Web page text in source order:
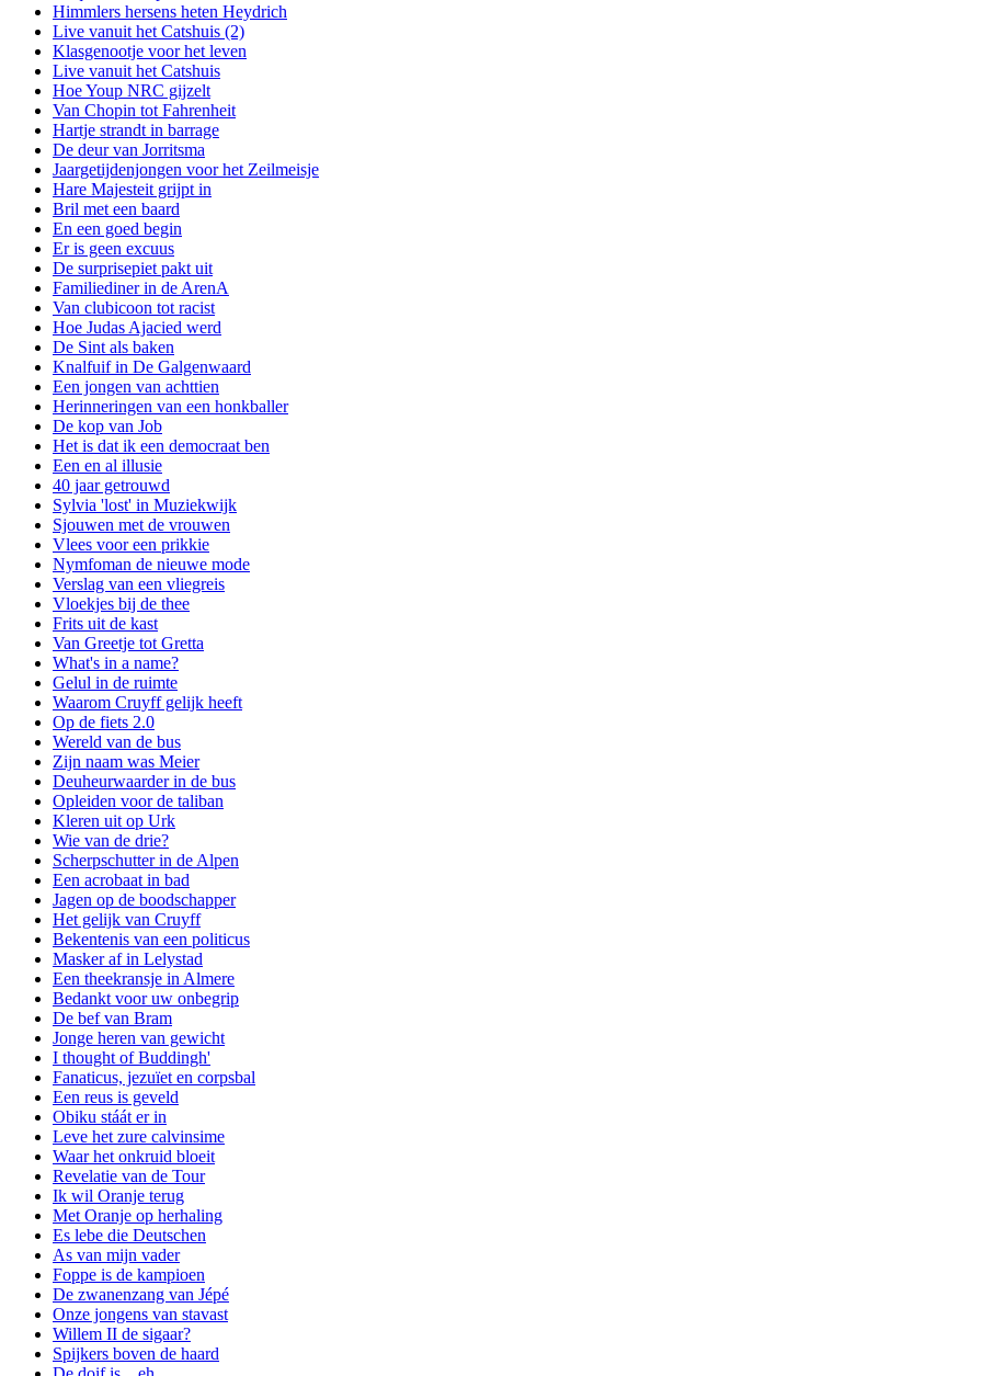
Himmlers hersens heten Heydrich
Live vanuit het Catshuis (2)
Klasgenootje voor het leven
Live vanuit het Catshuis
Hoe Youp NRC gijzelt
Van Chopin tot Fahrenheit
Hartje strandt in barrage
De deur van Jorritsma
Jaargetijdenjongen voor het Zeilmeisje
Hare Majesteit grijpt in
Bril met een baard
En een goed begin
Er is geen excuus
De surprisepiet pakt uit
Familiediner in de ArenA
Van clubicoon tot racist
Hoe Judas Ajacied werd
De Sint als baken
Knalfuif in De Galgenwaard
Een jongen van achttien
Herinneringen van een honkballer
De kop van Job
Het is dat ik een democraat ben
Een en al illusie
40 jaar getrouwd
Sylvia 'lost' in Muziekwijk
Sjouwen met de vrouwen
Vlees voor een prikkie
Nymfoman de nieuwe mode
Verslag van een vliegreis
Vloekjes bij de thee
Frits uit de kast
Van Greetje tot Gretta
What's in a name?
Gelul in de ruimte
Waarom Cruyff gelijk heeft
Op de fiets 2.0
Wereld van de bus
Zijn naam was Meier
Deuheurwaarder in de bus
Opleiden voor de taliban
Kleren uit op Urk
Wie van de drie?
Scherpschutter in de Alpen
Een acrobaat in bad
Jagen op de boodschapper
Het gelijk van Cruyff
Bekentenis van een politicus
Masker af in Lelystad
Een theekransje in Almere
Bedankt voor uw onbegrip
De bef van Bram
Jonge heren van gewicht
I thought of Buddingh'
Fanaticus, jezuïet en corpsbal
Een reus is geveld
Obiku stáát er in
Leve het zure calvinsime
Waar het onkruid bloeit
Revelatie van de Tour
Ik wil Oranje terug
Met Oranje op herhaling
Es lebe die Deutschen
As van mijn vader
Foppe is de kampioen
De zwanenzang van Jépé
Onze jongens van stavast
Willem II de sigaar?
Spijkers boven de haard